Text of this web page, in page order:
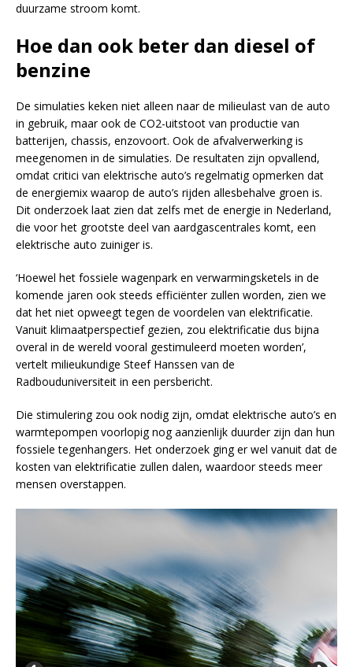
duurzame stroom komt.
Hoe dan ook beter dan diesel of
benzine
De simulaties keken niet alleen naar de milieulast van de auto
in gebruik, maar ook de CO2-uitstoot van productie van
batterijen, chassis, enzovoort. Ook de afvalverwerking is
meegenomen in de simulaties. De resultaten zijn opvallend,
omdat critici van elektrische auto’s regelmatig opmerken dat
de energiemix waarop de auto’s rijden allesbehalve groen is.
Dit onderzoek laat zien dat zelfs met de energie in Nederland,
die voor het grootste deel van aardgascentrales komt, een
elektrische auto zuiniger is.
‘Hoewel het fossiele wagenpark en verwarmingsketels in de
komende jaren ook steeds efficiënter zullen worden, zien we
dat het niet opweegt tegen de voordelen van elektrificatie.
Vanuit klimaatperspectief gezien, zou elektrificatie dus bijna
overal in de wereld vooral gestimuleerd moeten worden’,
vertelt milieukundige Steef Hanssen van de
Radbouduniversiteit in een persbericht.
Die stimulering zou ook nodig zijn, omdat elektrische auto’s en
warmtepompen voorlopig nog aanzienlijk duurder zijn dan hun
fossiele tegenhangers. Het onderzoek ging er wel vanuit dat de
kosten van elektrificatie zullen dalen, waardoor steeds meer
mensen overstappen.